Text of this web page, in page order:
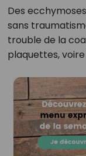
Des
sans
trouble de la
plaquettes,